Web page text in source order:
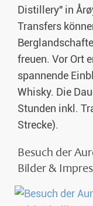
Distillery" in
Transfers
freuen. Vor Ort
spannende
Whisky. Die
Stunden inkl.
Strecke).
Besuch der
Bilder &